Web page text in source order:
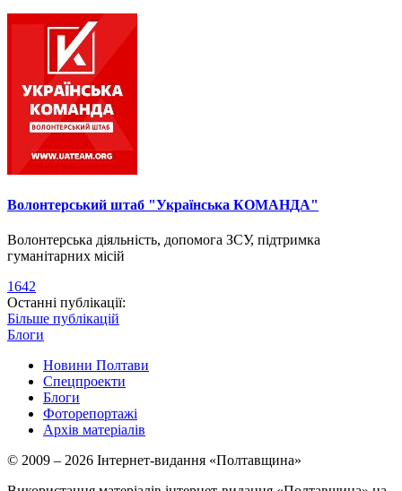
Волонтерський штаб "Українська КОМАНДА"
Волонтерська діяльність, допомога ЗСУ, підтримка
гуманітарних місій
1642
Останні публікації:
Більше публікацій
Блоги
Новини Полтави
Спецпроекти
Блоги
Фоторепортажі
Архів матеріалів
© 2009 – 2026 Інтернет-видання «Полтавщина»